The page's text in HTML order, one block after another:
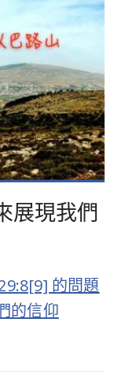
展現我們
的問題
的信仰